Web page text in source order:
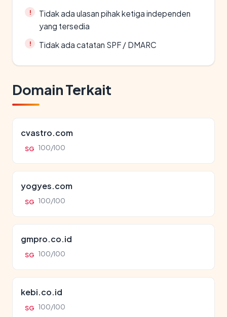
Tidak ada ulasan pihak ketiga independen
yang tersedia
Tidak ada catatan SPF / DMARC
Domain Terkait
cvastro.com
SG 100/100
yogyes.com
SG 100/100
gmpro.co.id
SG 100/100
kebi.co.id
SG 100/100